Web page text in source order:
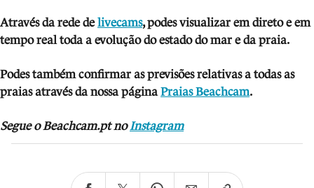
Através da rede delivecams, podes visualizar em direto e em
tempo real toda a evolução do estado do mar e da praia.
Podes também confirmar as previsões relativas a todas as
praias através da nossa páginaPraias Beachcam.
Segue o Beachcam.pt no Instagram